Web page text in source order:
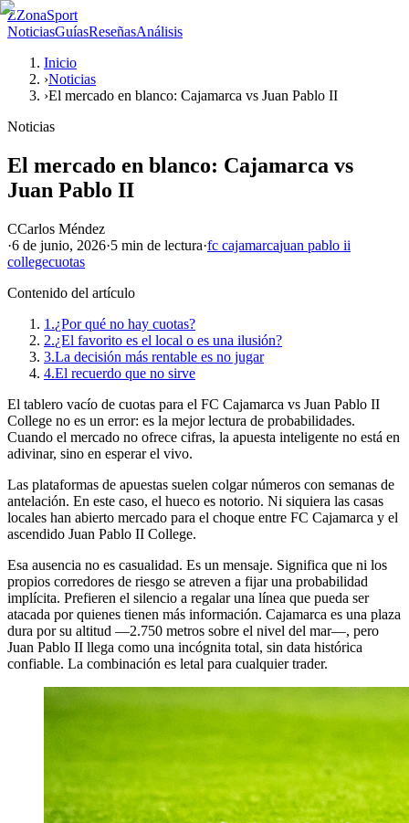
ZZonaSport
NoticiasGuíasReseñasAnálisis
Inicio
›Noticias
›El mercado en blanco: Cajamarca vs Juan Pablo II
Noticias
El mercado en blanco: Cajamarca vs
Juan Pablo II
CCarlos Méndez
·6 de junio, 2026·5 min de lectura·fc cajamarcajuan pablo ii
collegecuotas
Contenido del artículo
1.¿Por qué no hay cuotas?
2.¿El favorito es el local o es una ilusión?
3.La decisión más rentable es no jugar
4.El recuerdo que no sirve
El tablero vacío de cuotas para el FC Cajamarca vs Juan Pablo II
College no es un error: es la mejor lectura de probabilidades.
Cuando el mercado no ofrece cifras, la apuesta inteligente no está en
adivinar, sino en esperar el vivo.
Las plataformas de apuestas suelen colgar números con semanas de
antelación. En este caso, el hueco es notorio. Ni siquiera las casas
locales han abierto mercado para el choque entre FC Cajamarca y el
ascendido Juan Pablo II College.
Esa ausencia no es casualidad. Es un mensaje. Significa que ni los
propios corredores de riesgo se atreven a fijar una probabilidad
implícita. Prefieren el silencio a regalar una línea que pueda ser
atacada por quienes tienen más información. Cajamarca es una plaza
dura por su altitud —2.750 metros sobre el nivel del mar—, pero
Juan Pablo II llega como una incógnita total, sin data histórica
confiable. La combinación es letal para cualquier trader.